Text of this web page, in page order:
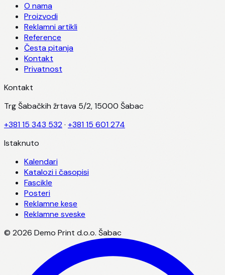
O nama
Proizvodi
Reklamni artikli
Reference
Česta pitanja
Kontakt
Privatnost
Kontakt
Trg Šabačkih žrtava 5/2, 15000 Šabac
+381 15 343 532· +381 15 601 274
Istaknuto
Kalendari
Katalozi i časopisi
Fascikle
Posteri
Reklamne kese
Reklamne sveske
© 2026 Demo Print d.o.o. Šabac